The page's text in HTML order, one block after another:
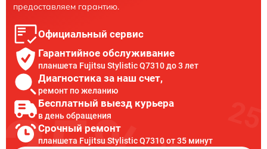
предоставляем гарантию.
Официальный сервис
Гарантийное обслуживание
планшета Fujitsu Stylistic Q7310 до 3 лет
Диагностика за наш счет,
ремонт по желанию
Бесплатный выезд курьера
в день обращения
Срочный ремонт
планшета Fujitsu Stylistic Q7310 от 35 минут